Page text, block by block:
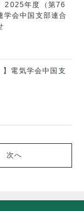
2025年度（第76
学会中国支部連合
】電気学会中国支
次へ